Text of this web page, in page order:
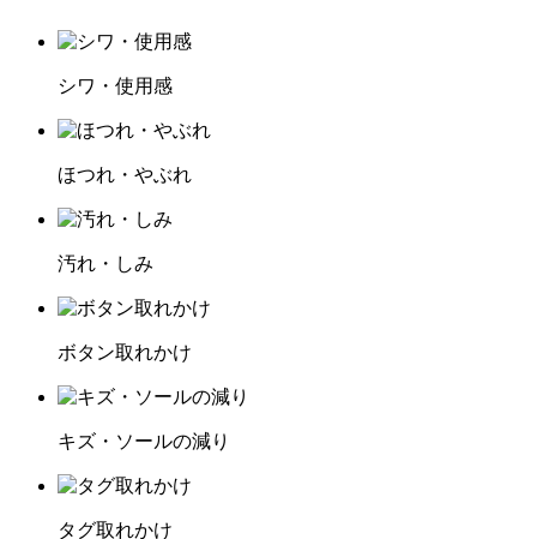
シワ・使用感
ほつれ・やぶれ
汚れ・しみ
ボタン取れかけ
キズ・ソールの減り
タグ取れかけ